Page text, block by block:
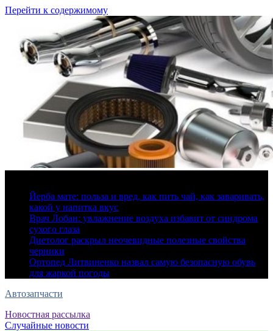
Перейти к содержимому
Йерба мате: польза и вред, как пить чай, как заваривать,
какой у напитка вкус
Врач Лобан: увлажнение воздуха избавит от синдрома
сухого глаза
Диетолог раскрыл неочевидные полезные свойства
черники
Ортопед Литвиненко назвал самую безопасную обувь
для жаркой погоды
Автозапчасти
Новостная рассылка
Случайные новости